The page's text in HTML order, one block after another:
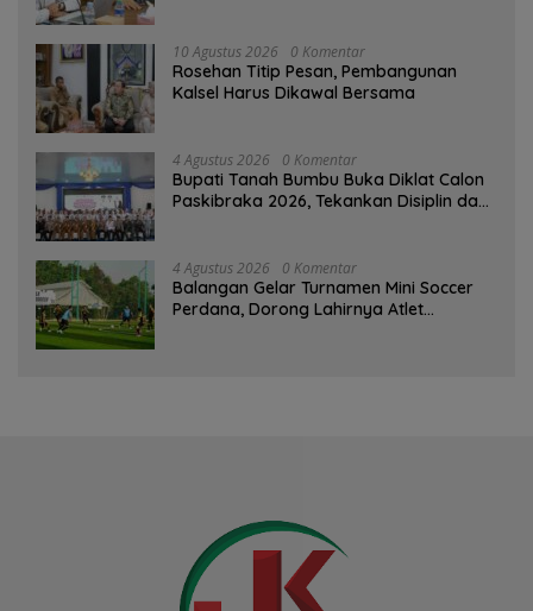
10 Agustus 2026 0 Komentar
Rosehan Titip Pesan, Pembangunan
Kalsel Harus Dikawal Bersama
4 Agustus 2026 0 Komentar
Bupati Tanah Bumbu Buka Diklat Calon
Paskibraka 2026, Tekankan Disiplin dan
4 Agustus 2026 0 Komentar
Balangan Gelar Turnamen Mini Soccer
Perdana, Dorong Lahirnya Atlet